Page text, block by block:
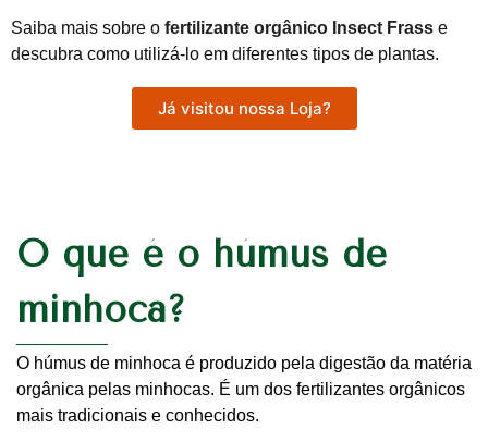
Saiba mais sobre o fertilizante orgânico Insect Frass e
descubra como utilizá-lo em diferentes tipos de plantas.
Já visitou nossa Loja?
O que é o húmus de
minhoca?
O húmus de minhoca é produzido pela digestão da matéria
orgânica pelas minhocas. É um dos fertilizantes orgânicos
mais tradicionais e conhecidos.